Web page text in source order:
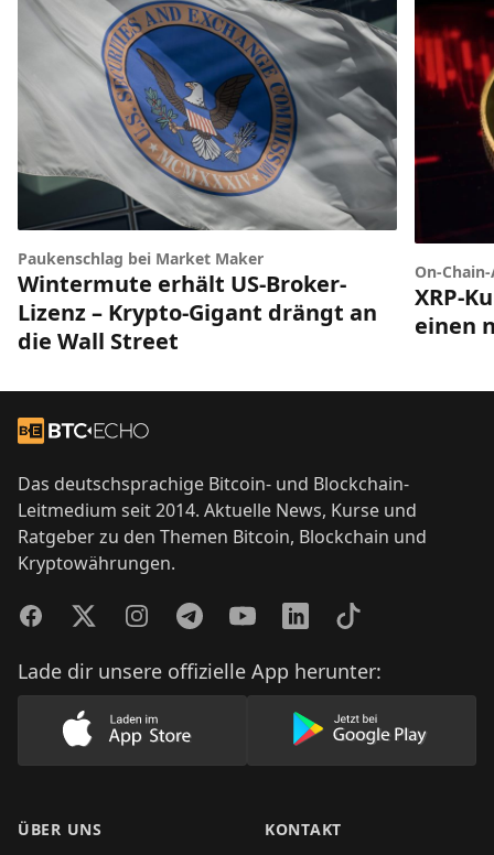
Paukenschlag bei Market Maker
Wintermute erhält US-Broker-
Lizenz – Krypto-Gigant drängt an
die Wall Street
On-
XRP-
einen
Zur Startseite
Das deutschsprachige Bitcoin- und Blockchain-
Leitmedium seit 2014. Aktuelle News, Kurse und
Ratgeber zu den Themen Bitcoin, Blockchain und
Kryptowährungen.
FacebookTwitterInstagramTelegramYouTubeLinkedInTikTok
Lade dir unsere offizielle App herunter:
Lade unsere App im AppStore herunter
Lade unsere
ÜBER UNS KONTAKT